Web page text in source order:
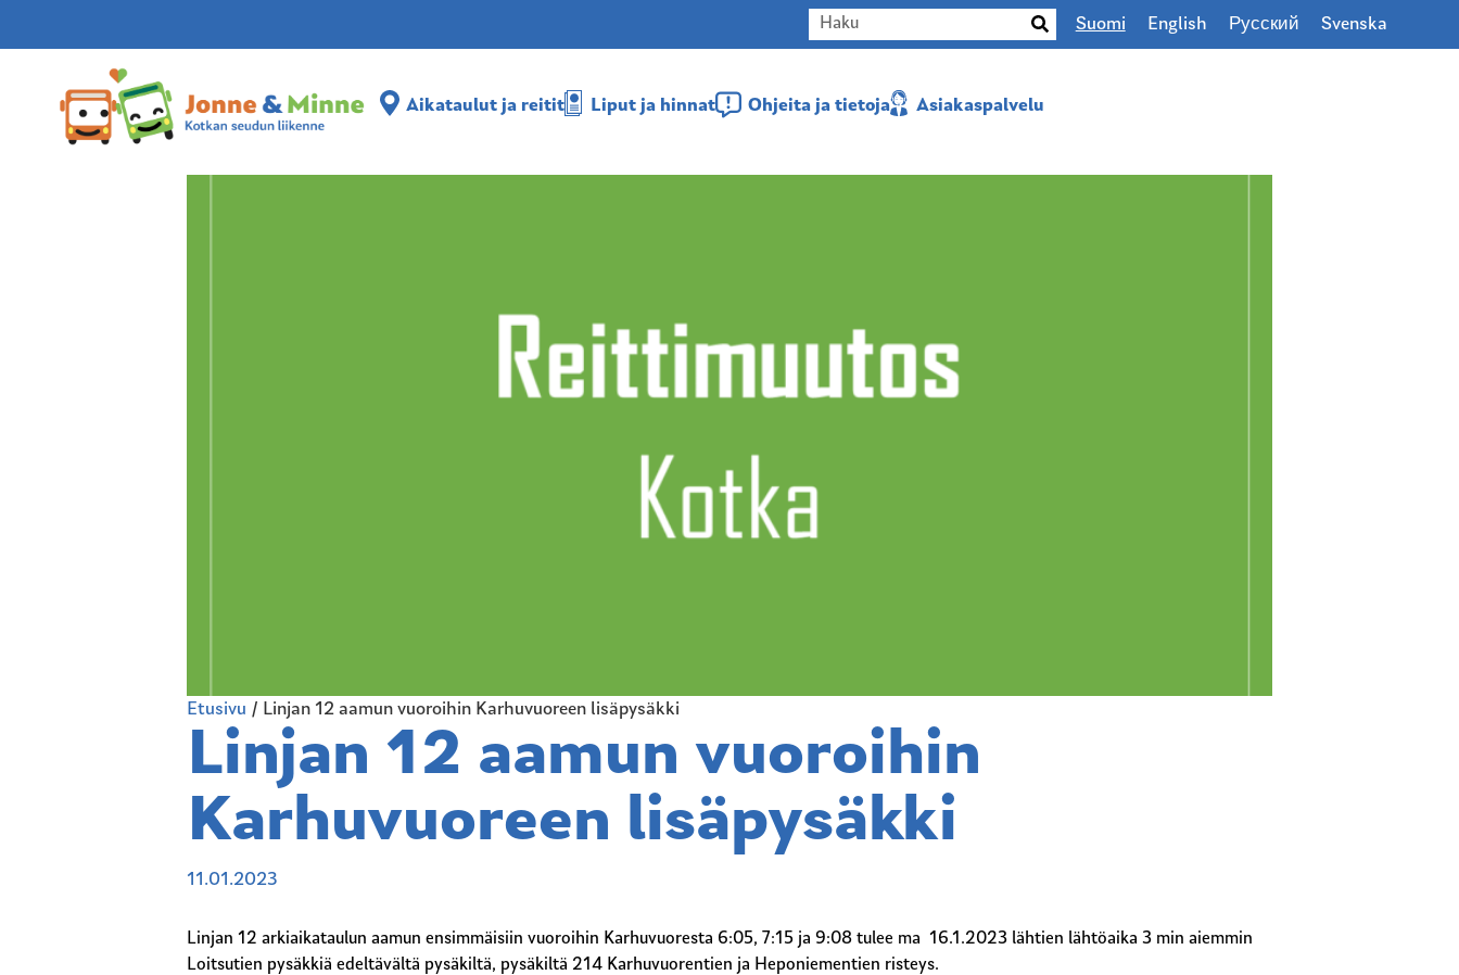
Suomi English Русский Svenska
Aikataulut ja reitit Liput ja hinnat Ohjeita ja tietoja Asiakaspalvelu
Etusivu / Linjan 12 aamun vuoroihin Karhuvuoreen lisäpysäkki
Linjan 12 aamun vuoroihin
Karhuvuoreen lisäpysäkki
11.01.2023
Linjan 12 arkiaikataulun aamun ensimmäisiin vuoroihin Karhuvuoresta 6:05, 7:15 ja 9:08 tulee ma 16.1.2023 lähtien lähtöaika 3 min aiemmin
Loitsutien pysäkkiä edeltävältä pysäkiltä, pysäkiltä 214 Karhuvuorentien ja Heponiementien risteys.